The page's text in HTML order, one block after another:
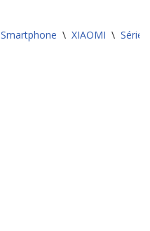
Smartphone \ XIAOMI \ Série